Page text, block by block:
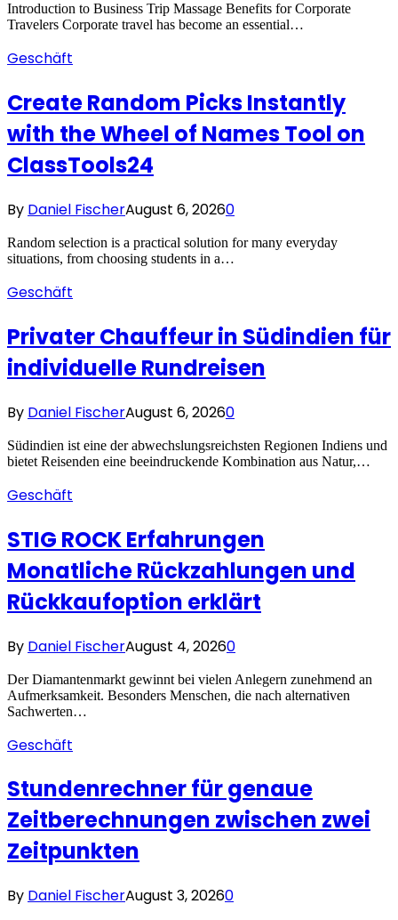
Introduction to Business Trip Massage Benefits for Corporate
Travelers Corporate travel has become an essential…
Geschäft
Create Random Picks Instantly
with the Wheel of Names Tool on
ClassTools24
By Daniel FischerAugust 6, 20260
Random selection is a practical solution for many everyday
situations, from choosing students in a…
Geschäft
Privater Chauffeur in Südindien für
individuelle Rundreisen
By Daniel FischerAugust 6, 20260
Südindien ist eine der abwechslungsreichsten Regionen Indiens und
bietet Reisenden eine beeindruckende Kombination aus Natur,…
Geschäft
STIG ROCK Erfahrungen
Monatliche Rückzahlungen und
Rückkaufoption erklärt
By Daniel FischerAugust 4, 20260
Der Diamantenmarkt gewinnt bei vielen Anlegern zunehmend an
Aufmerksamkeit. Besonders Menschen, die nach alternativen
Sachwerten…
Geschäft
Stundenrechner für genaue
Zeitberechnungen zwischen zwei
Zeitpunkten
By Daniel FischerAugust 3, 20260